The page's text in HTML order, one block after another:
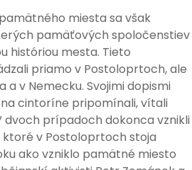
miesta sa však
pamäťových spoločenstiev
históriou mesta. Tieto
priamo v Postoloprtoch, ale
a v Nemecku. Svojimi dopismi
cintoríne pripomínali, vítali
dvoch prípadoch dokonca vznikli
v Postoloprtoch stoja
ako vzniklo pamätné miesto